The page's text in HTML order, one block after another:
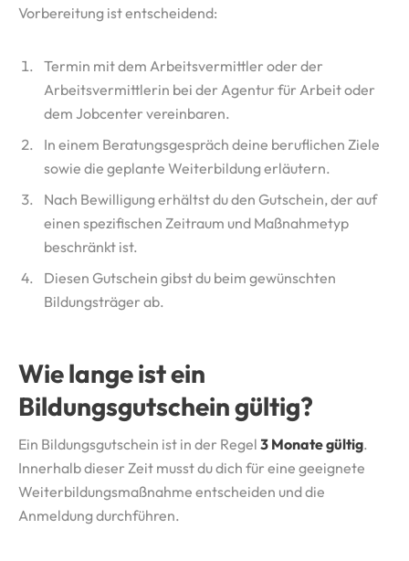
Vorbereitung ist entscheidend:
Termin mit dem Arbeitsvermittler oder der
Arbeitsvermittlerin bei der Agentur für Arbeit oder
dem Jobcenter vereinbaren.
In einem Beratungsgespräch deine beruflichen Ziele
sowie die geplante Weiterbildung erläutern.
Nach Bewilligung erhältst du den Gutschein, der auf
einen spezifischen Zeitraum und Maßnahmetyp
beschränkt ist.
Diesen Gutschein gibst du beim gewünschten
Bildungsträger ab.
Wie lange ist ein
Bildungsgutschein gültig?
Ein Bildungsgutschein ist in der Regel 3 Monate gültig.
Innerhalb dieser Zeit musst du dich für eine geeignete
Weiterbildungsmaßnahme entscheiden und die
Anmeldung durchführen.